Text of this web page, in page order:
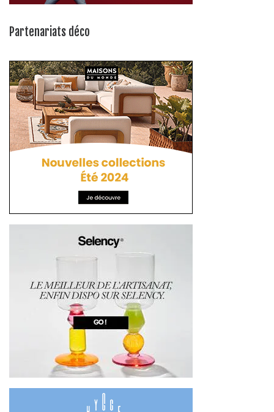
Partenariats déco